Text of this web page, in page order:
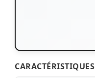
CARACTÉRISTIQUES